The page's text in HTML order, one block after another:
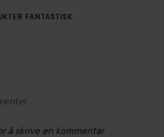
FANTASTISK
å skrive en kommentar